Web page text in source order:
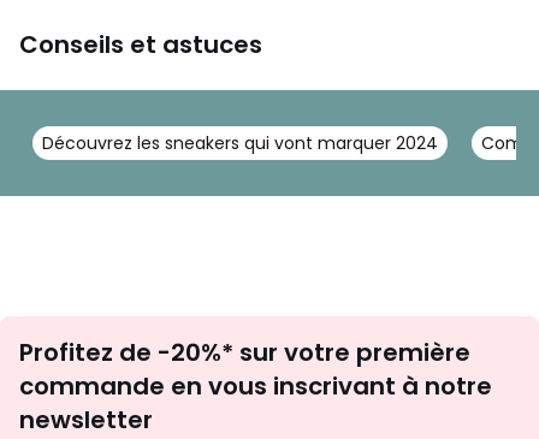
Conseils et astuces
Découvrez les sneakers qui vont marquer 2024
newsletter
Profitez de -20%* sur votre première
commande en vous inscrivant à notre
newsletter